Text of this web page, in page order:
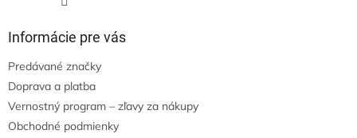
Informácie pre vás
Predávané značky
Doprava a platba
Vernostný program – zľavy za nákupy
Obchodné podmienky